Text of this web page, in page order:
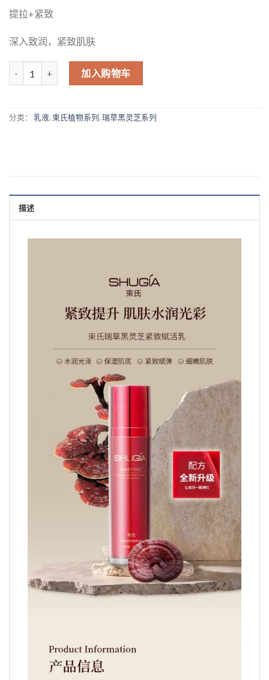
提拉+紧致
深入致润，紧致肌肤
加入购物车
分类： 乳液, 束氏植物系列,瑞草黑灵芝系列
描述